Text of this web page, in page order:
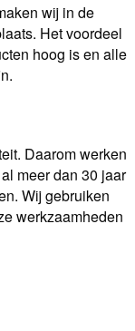
wij in de
Het voordeel
hoog is en alle
Daarom werken
meer dan 30 jaar
Wij gebruiken
werkzaamheden